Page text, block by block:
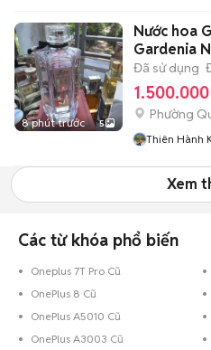
8 phút trước 5
Nước hoa
Gardenia
Đã sử dụng
Phường
Thiên Hành
Xem
Các từ khóa phổ biến
Oneplus 7T Pro Cũ
OnePlus 8 Cũ
OnePlus A5010 Cũ
OnePlus A3003 Cũ